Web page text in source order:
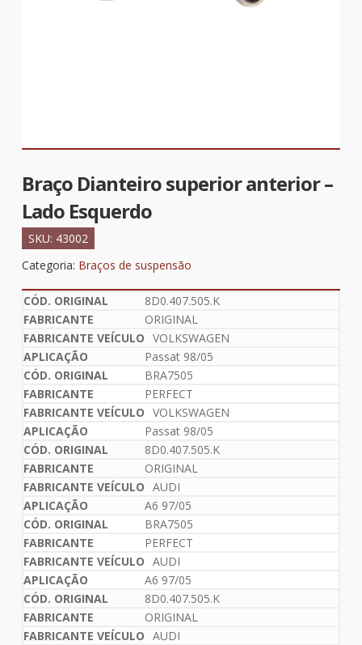
Braço Dianteiro superior anterior –
Lado Esquerdo
SKU: 43002
Categoria: Braços de suspensão
8D0.407.505.K
ORIGINAL
VOLKSWAGEN
Passat 98/05
BRA7505
PERFECT
VOLKSWAGEN
Passat 98/05
8D0.407.505.K
ORIGINAL
AUDI
A6 97/05
BRA7505
PERFECT
AUDI
A6 97/05
8D0.407.505.K
ORIGINAL
AUDI